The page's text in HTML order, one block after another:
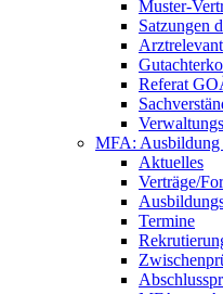
Muster-
Satzungen
Referat
MFA: Ausbildung
Aktuelles
Verträge/
Termine